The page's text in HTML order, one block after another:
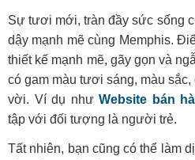
Sự tươi mới, tràn đầy sức sống
dậy mạnh mẽ cùng Memphis.
thiết kế mạnh mẽ, gãy gọn và
có gam màu tươi sáng, màu
vời. Ví dụ như Website bán
tập với đối tượng là người trẻ.
Tất nhiên, bạn cũng có thể làm